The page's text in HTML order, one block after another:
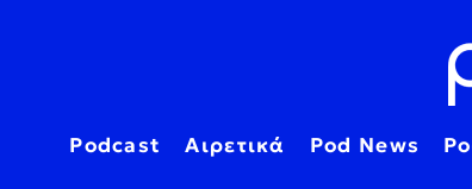
Podcast Αιρετικά Pod News